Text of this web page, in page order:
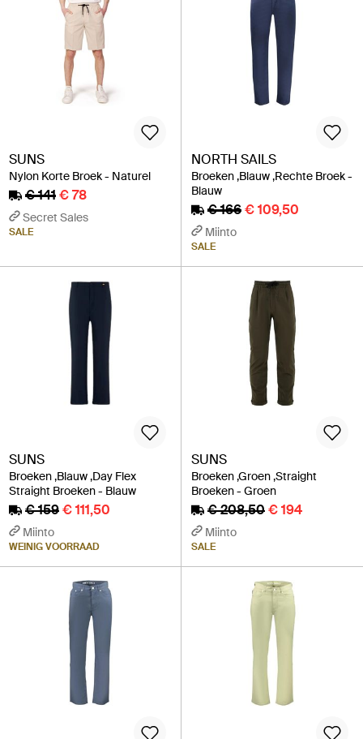
SUNS
Nylon Korte Broek - Naturel
€ 141€ 78
Secret Sales
SALE
NORTH SAILS
Broeken ,Blauw ,Rechte Broek -
Blauw
€ 166€ 109,50
Miinto
SALE
SUNS
Broeken ,Blauw ,Day Flex
Straight Broeken - Blauw
€ 159€ 111,50
Miinto
WEINIG VOORRAAD
SUNS
Broeken ,Groen ,Straight
Broeken - Groen
€ 208,50€ 194
Miinto
SALE